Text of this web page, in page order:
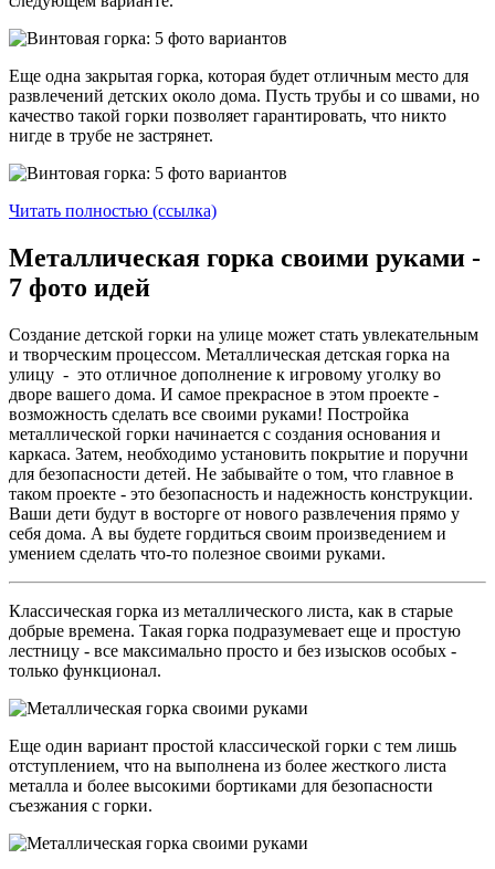
Еще одна закрытая горка, которая будет отличным место для
развлечений детских около дома. Пусть трубы и со швами, но
качество такой горки позволяет гарантировать, что никто
нигде в трубе не застрянет.
Читать полностью (ссылка)
Металлическая горка своими руками -
7 фото идей
Создание детской горки на улице может стать увлекательным
и творческим процессом. Металлическая детская горка на
улицу - это отличное дополнение к игровому уголку во
дворе вашего дома. И самое прекрасное в этом проекте -
возможность сделать все своими руками! Постройка
металлической горки начинается с создания основания и
каркаса. Затем, необходимо установить покрытие и поручни
для безопасности детей. Не забывайте о том, что главное в
таком проекте - это безопасность и надежность конструкции.
Ваши дети будут в восторге от нового развлечения прямо у
себя дома. А вы будете гордиться своим произведением и
умением сделать что-то полезное своими руками.
Классическая горка из металлического листа, как в старые
добрые времена. Такая горка подразумевает еще и простую
лестницу - все максимально просто и без изысков особых -
только функционал.
Еще один вариант простой классической горки с тем лишь
отступлением, что на выполнена из более жесткого листа
металла и более высокими бортиками для безопасности
съезжания с горки.